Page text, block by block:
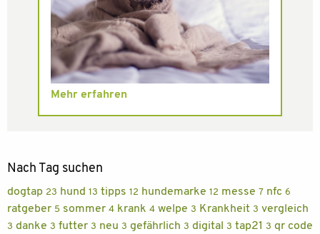
Mehr erfahren
Nach Tag suchen
dogtap 23 hund 13 tipps 12 hundemarke 12 messe 7 nfc 6
ratgeber 5 sommer 4 krank 4 welpe 3 Krankheit 3 vergleich
3 danke 3 futter 3 neu 3 gefährlich 3 digital 3 tap21 3 qr code